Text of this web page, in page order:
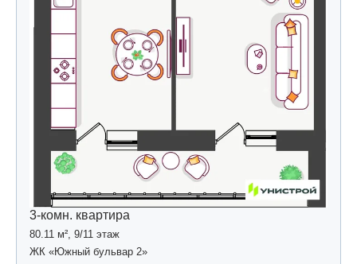
3-комн. квартира
80.11 м², 9/11 этаж
ЖК «Южный бульвар 2»